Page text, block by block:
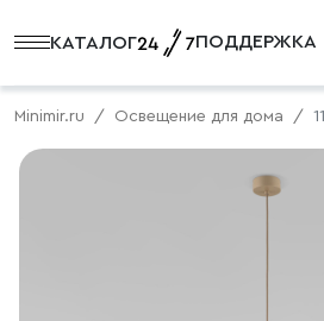
КАТАЛОГ ПОДДЕРЖКА
Minimir.ru Освещение для дома